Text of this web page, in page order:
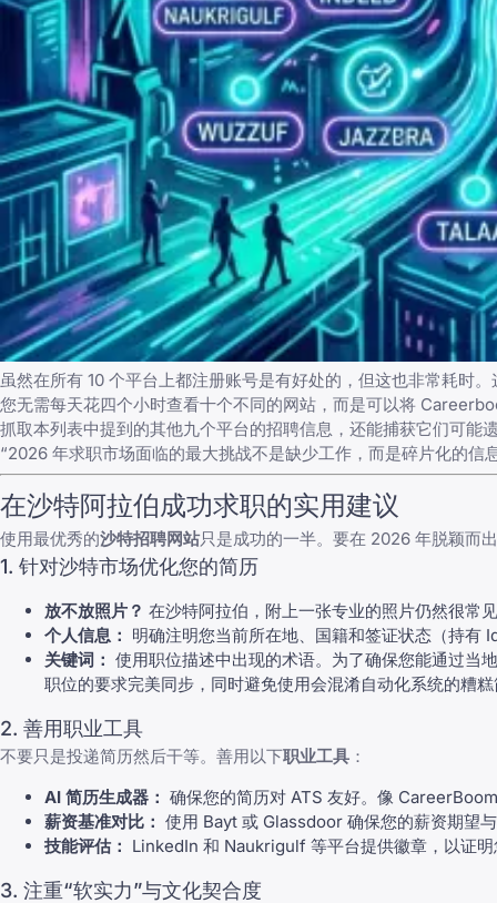
虽然在所有 10 个平台上都注册账号是有好处的，但这也非常耗时
您无需每天花四个小时查看十个不同的网站，而是可以将
抓取本列表中提到的其他九个平台的招聘信息，还能捕获它们可能
“2026 年求职市场面临的最大挑战不是缺少工作，而是碎片化的
在沙特阿拉伯成功求职的实用建议
使用最优秀的沙特招聘网站只是成功的一半。要在 2026 年脱颖而
1. 针对沙特市场优化您的简历
放不放照片？ 在沙特阿拉伯，附上一张专业的照片仍然很常
个人信息： 明确注明您当前所在地、国籍和签证状态（持有
关键词： 使用职位描述中出现的术语。为了确保您能通过当
职位的要求完美同步，同时避免使用会混淆自动化系统的糟
2. 善用职业工具
不要只是投递简历然后干等。善用以下职业工具 ：
AI 简历生成器： 确保您的简历对 ATS 友好。像
薪资基准对比： 使用 Bayt 或 Glassdoor 确保您的薪资期望
技能评估： LinkedIn 和 Naukrigulf 等平台提供徽章，以证
3. 注重“软实力”与文化契合度